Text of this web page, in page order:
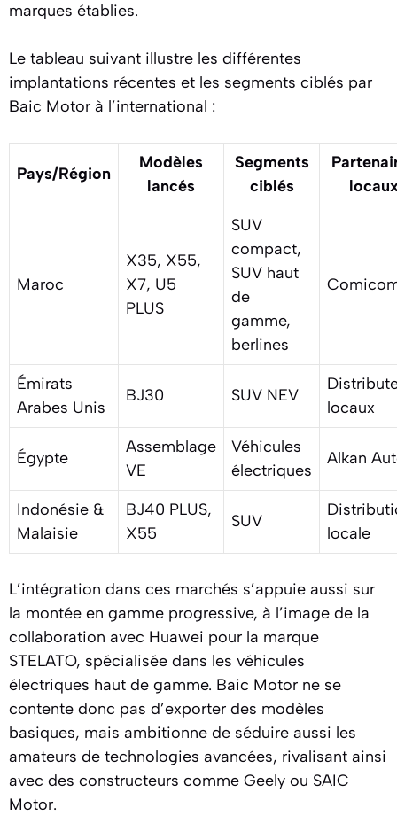
marques établies.
Le tableau suivant illustre les différentes
implantations récentes et les segments ciblés par
Baic Motor à l’international :
Pays/Région
Modèles
lancés
Segments
ciblés
Maroc
X35, X55,
X7, U5
PLUS
SUV
compact,
SUV haut
de
gamme,
berlines
Émirats
Arabes Unis
BJ30 SUV NEV
locaux
Égypte
Assemblage
VE
Véhicules
électriques
Alkan
Indonésie &
Malaisie
BJ40 PLUS,
X55
SUV
locale
L’intégration dans ces marchés s’appuie aussi sur
la montée en gamme progressive, à l’image de la
collaboration avec Huawei pour la marque
STELATO, spécialisée dans les véhicules
électriques haut de gamme. Baic Motor ne se
contente donc pas d’exporter des modèles
basiques, mais ambitionne de séduire aussi les
amateurs de technologies avancées, rivalisant ainsi
avec des constructeurs comme Geely ou SAIC
Motor.